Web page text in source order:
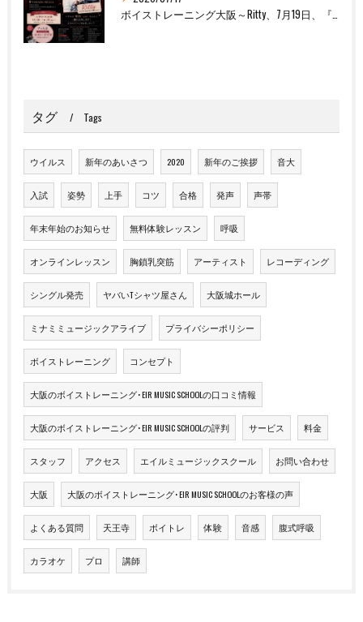
タグ Tags
ウイルス 新年のあいさつ 2020 新年のご挨拶 音大
入試 姿勢 上手 コツ 合格 発声 声帯
年末年始のお知らせ 無料体験レッスン 呼吸
オンラインレッスン 胸鎖乳突筋 アーティスト レコーディング
シングル発売 ヤバいTシャツ屋さん 大阪城ホール
ミナミミュージックアライブ プライバシーポリシー
ボイストレーニング コンセプト
大阪のボイストレーニング･EIR MUSIC SCHOOLの口コミ情報
大阪のボイストレーニング･EIR MUSIC SCHOOLの評判 サービス 料金
スタッフ アクセス エイルミュージックスクール お問い合わせ
大阪 大阪のボイストレーニング･EIR MUSIC SCHOOLのお客様の声
よくある質問 天王寺 ボイトレ 体験 音感 腹式呼吸
カラオケ プロ 講師